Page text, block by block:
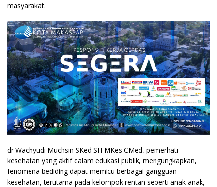
masyarakat.
dr Wachyudi Muchsin SKed SH MKes CMed, pemerhati
kesehatan yang aktif dalam edukasi publik, mengungkapkan,
fenomena bediding dapat memicu berbagai gangguan
kesehatan, terutama pada kelompok rentan seperti anak-anak,